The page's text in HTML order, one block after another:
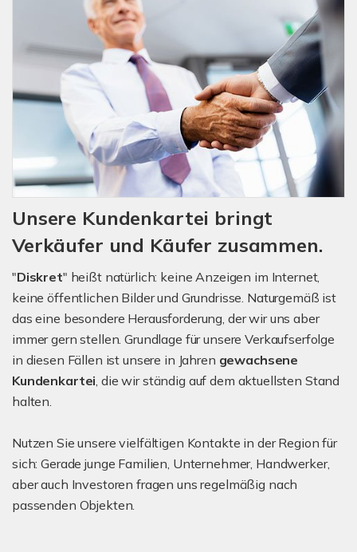
Unsere Kundenkartei bringt
Verkäufer und Käufer zusammen.
"Diskret" heißt natürlich: keine Anzeigen im Internet,
keine öffentlichen Bilder und Grundrisse. Naturgemäß ist
das eine besondere Herausforderung, der wir uns aber
immer gern stellen. Grundlage für unsere Verkaufserfolge
in diesen Fällen ist unsere in Jahren gewachsene
Kundenkartei, die wir ständig auf dem aktuellsten Stand
halten.
Nutzen Sie unsere vielfältigen Kontakte in der Region für
sich: Gerade junge Familien, Unternehmer, Handwerker,
aber auch Investoren fragen uns regelmäßig nach
passenden Objekten.